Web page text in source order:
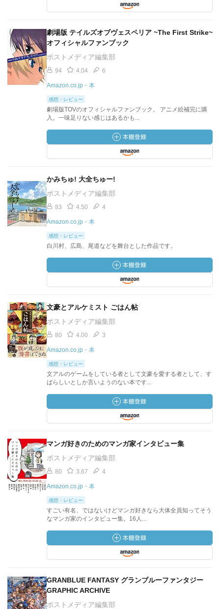
劇場版 テイルズオブヴェスペリア ~The First Strike~
オフィシャルファンブック
ポストメディア編集部
94 4.04 6
Amazon.co.jp・本
感想・レビュー
劇場版TOVのオフィシャルファンブック。 アニメ絵補完に購
入。一味足りない感じはあるかも...
かみちゅ! 大全ちゅー!
ポストメディア編集部
83 4.50 4
Amazon.co.jp・本
感想・レビュー
白川村、広島、尾道などを舞台とした作品です。
文豪とアルケミスト ごはん帖
ポストメディア編集部
80 4.00 3
Amazon.co.jp・本
感想・レビュー
文アルのゲームをしている者として文豪を愛する者として、す
ばらしいとしか言いようのない本です...
マンガ好きのためのマンガ家インタビュー集
ポストメディア編集部
80 3.67 4
Amazon.co.jp・本
感想・レビュー
すごい有名、ではないけどマンガ好きなら大体全員知ってそう
なマンガ家のインタビュー集。16人...
GRANBLUE FANTASY グランブルーファンタジー
GRAPHIC ARCHIVE
ポストメディア編集部